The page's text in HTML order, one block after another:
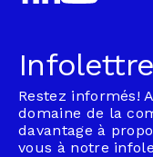
Infolettre
Restez informés!
domaine de la
davantage à
vous à notre